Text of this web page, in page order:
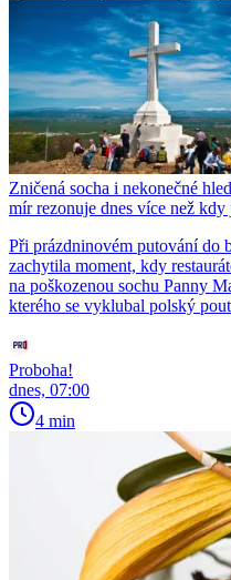
Zničená socha i nekonečné
mír rezonuje dnes více než
Při prázdninovém putování do
zachytila moment, kdy
na poškozenou sochu Panny
kterého se vyklubal polský
Proboha!
dnes, 07:00
4 min